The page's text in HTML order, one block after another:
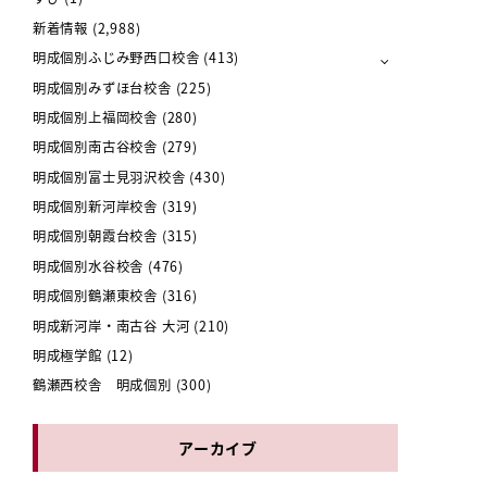
新着情報 (2,988)
明成個別ふじみ野西口校舎 (413)
明成個別みずほ台校舎 (225)
明成個別上福岡校舎 (280)
明成個別南古谷校舎 (279)
明成個別富士見羽沢校舎 (430)
明成個別新河岸校舎 (319)
明成個別朝霞台校舎 (315)
明成個別水谷校舎 (476)
明成個別鶴瀬東校舎 (316)
明成新河岸・南古谷 大河 (210)
明成極学館 (12)
鶴瀬西校舎 明成個別 (300)
アーカイブ